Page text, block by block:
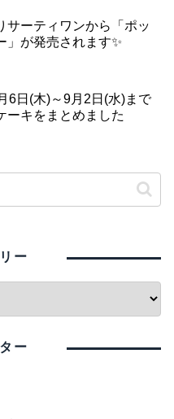
サーティワンから「ポッ
」が発売されます✨
6日(木)～9月2日(水)まで
ーキをまとめました
ー
ー